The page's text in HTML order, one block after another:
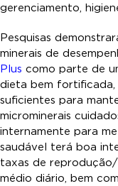
gerenciamento,
Pesquisas
minerais de
Plus como parte de
dieta bem fortificada,
suficientes para
microminerais
internamente para
saudável terá boa
taxas de
médio diário, bem